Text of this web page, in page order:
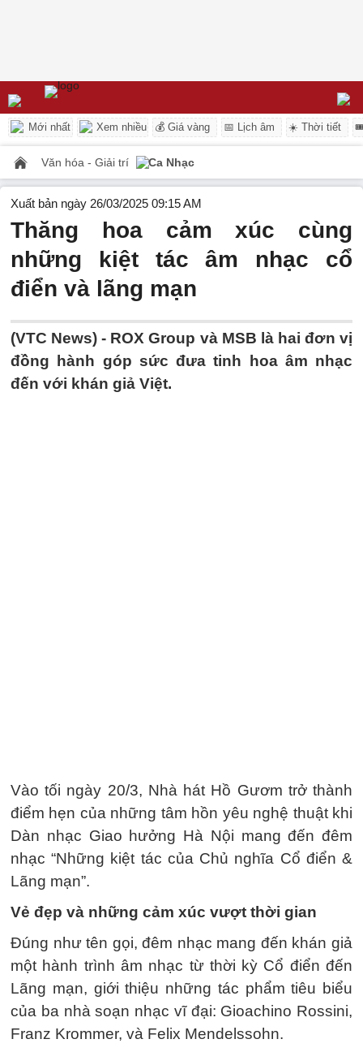
Mới nhất Xem nhiều 💰 Giá vàng 📅 Lịch âm ☀️ Thời tiết
Văn hóa - Giải trí Ca Nhạc
Xuất bản ngày 26/03/2025 09:15 AM
Thăng hoa cảm xúc cùng
những kiệt tác âm nhạc cổ
điển và lãng mạn
(VTC News) - ROX Group và MSB là hai đơn vị
đồng hành góp sức đưa tinh hoa âm nhạc
đến với khán giả Việt.
Vào tối ngày 20/3, Nhà hát Hồ Gươm trở thành
điểm hẹn của những tâm hồn yêu nghệ thuật khi
Dàn nhạc Giao hưởng Hà Nội mang đến đêm
nhạc “Những kiệt tác của Chủ nghĩa Cổ điển &
Lãng mạn”.
Vẻ đẹp và những cảm xúc vượt thời gian
Đúng như tên gọi, đêm nhạc mang đến khán giả
một hành trình âm nhạc từ thời kỳ Cổ điển đến
Lãng mạn, giới thiệu những tác phẩm tiêu biểu
của ba nhà soạn nhạc vĩ đại: Gioachino Rossini,
Franz Krommer, và Felix Mendelssohn.